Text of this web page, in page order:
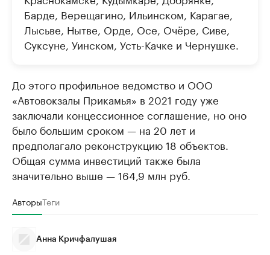
Барде, Верещагино, Ильинском, Карагае,
Лысьве, Нытве, Орде, Осе, Очёре, Сиве,
Суксуне, Уинском, Усть-Качке и Чернушке.
До этого профильное ведомство и ООО
«Автовокзалы Прикамья» в 2021 году уже
заключали концессионное соглашение, но оно
было большим сроком — на 20 лет и
предполагало реконструкцию 18 объектов.
Общая сумма инвестиций также была
значительно выше — 164,9 млн руб.
АвторыТеги
Анна Кричфалушая